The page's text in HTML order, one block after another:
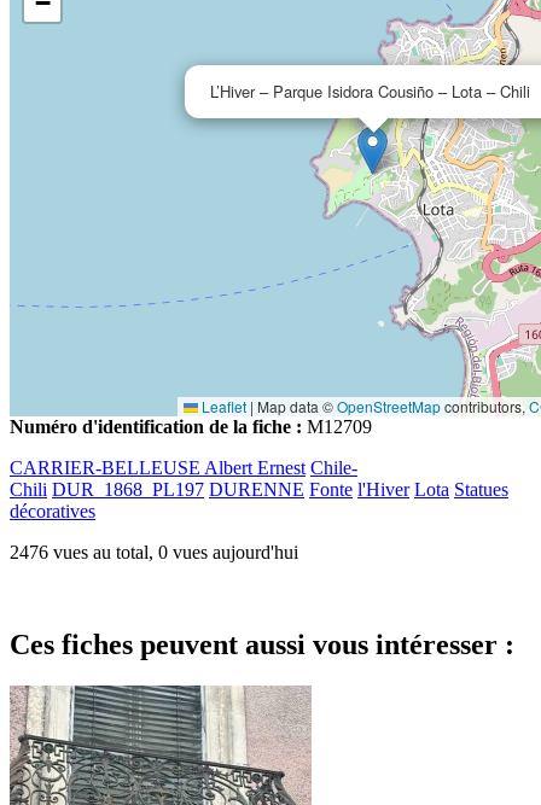
L’Hiver – Parque Isidora Cousiño – Lota – Chili
Leaflet | Map data ©OpenStreetMapcontributors,
Numéro d'identification de la fiche : M12709
CARRIER-BELLEUSE Albert Ernest Chile-
Chili DUR_1868_PL197 DURENNE Fonte l'Hiver Lota Statues
décoratives
2476 vues au total, 0 vues aujourd'hui
Ces fiches peuvent aussi vous intéresser :